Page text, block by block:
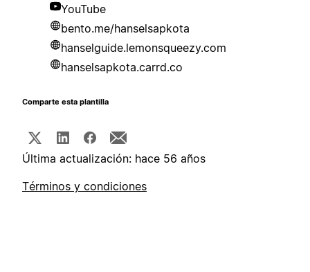
YouTube
bento.me/hanselsapkota
hanselguide.lemonsqueezy.com
hanselsapkota.carrd.co
Comparte esta plantilla
Última actualización: hace 56 años
Términos y condiciones